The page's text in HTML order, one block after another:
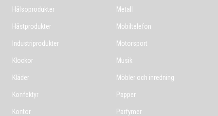
Hälsoprodukter
Hästprodukter
Industriprodukter
Klockor
Kläder
Konfektyr
Kontor
Metall
Mobiltelefon
Motorsport
Musik
Möbler och inredning
Papper
Parfymer